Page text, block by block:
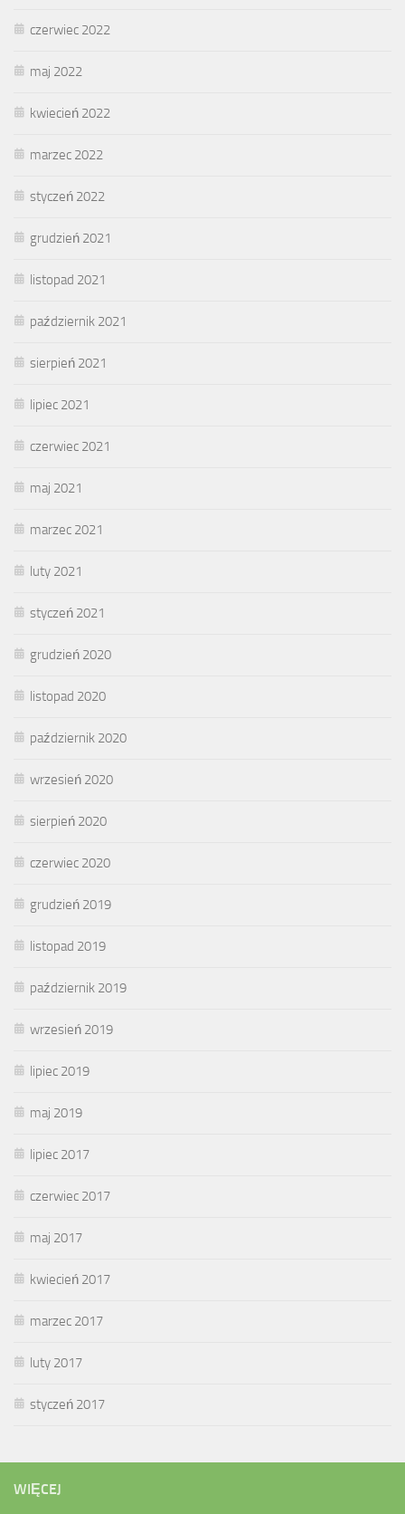
czerwiec 2022
maj 2022
kwiecień 2022
marzec 2022
styczeń 2022
grudzień 2021
listopad 2021
październik 2021
sierpień 2021
lipiec 2021
czerwiec 2021
maj 2021
marzec 2021
luty 2021
styczeń 2021
grudzień 2020
listopad 2020
październik 2020
wrzesień 2020
sierpień 2020
czerwiec 2020
grudzień 2019
listopad 2019
październik 2019
wrzesień 2019
lipiec 2019
maj 2019
lipiec 2017
czerwiec 2017
maj 2017
kwiecień 2017
marzec 2017
luty 2017
styczeń 2017
WIĘCEJ